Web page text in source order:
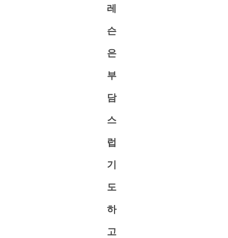
레
슨
은
부
담
스
럽
기
도
하
고